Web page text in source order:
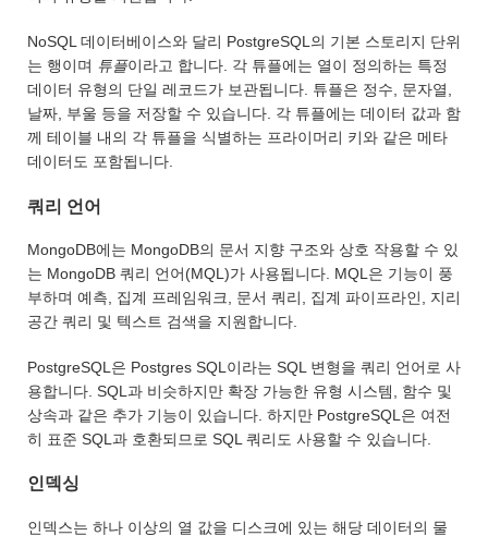
NoSQL 데이터베이스와 달리 PostgreSQL의 기본 스토리지 단위
는 행이며 튜플이라고 합니다. 각 튜플에는 열이 정의하는 특정
데이터 유형의 단일 레코드가 보관됩니다. 튜플은 정수, 문자열,
날짜, 부울 등을 저장할 수 있습니다. 각 튜플에는 데이터 값과 함
께 테이블 내의 각 튜플을 식별하는 프라이머리 키와 같은 메타
데이터도 포함됩니다.
쿼리 언어
MongoDB에는 MongoDB의 문서 지향 구조와 상호 작용할 수 있
는 MongoDB 쿼리 언어(MQL)가 사용됩니다. MQL은 기능이 풍
부하며 예측, 집계 프레임워크, 문서 쿼리, 집계 파이프라인, 지리
공간 쿼리 및 텍스트 검색을 지원합니다.
PostgreSQL은 Postgres SQL이라는 SQL 변형을 쿼리 언어로 사
용합니다. SQL과 비슷하지만 확장 가능한 유형 시스템, 함수 및
상속과 같은 추가 기능이 있습니다. 하지만 PostgreSQL은 여전
히 표준 SQL과 호환되므로 SQL 쿼리도 사용할 수 있습니다.
인덱싱
인덱스는 하나 이상의 열 값을 디스크에 있는 해당 데이터의 물